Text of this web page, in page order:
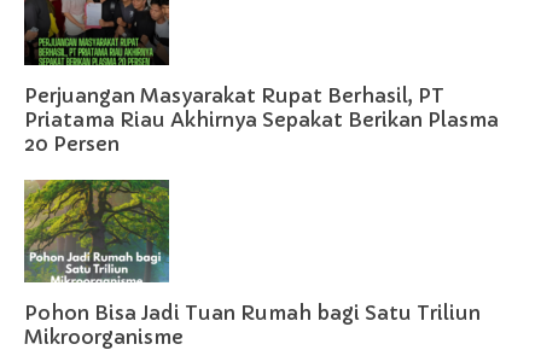
Perjuangan Masyarakat Rupat Berhasil, PT
Priatama Riau Akhirnya Sepakat Berikan Plasma
20 Persen
Pohon Bisa Jadi Tuan Rumah bagi Satu Triliun
Mikroorganisme